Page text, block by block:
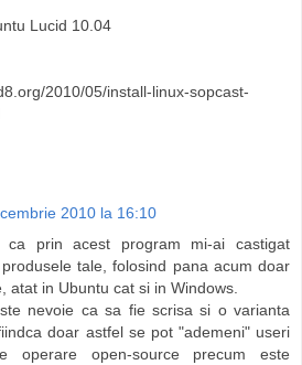
Lucid 10.04
2010/05/install-linux-sopcast-
2010 la 16:10
ca prin acest program mi-ai castigat
tale, folosind pana acum doar
atat in Ubuntu cat si in Windows.
nevoie ca sa fie scrisa si o varianta
doar astfel se pot "ademeni" useri
operare open-source precum este